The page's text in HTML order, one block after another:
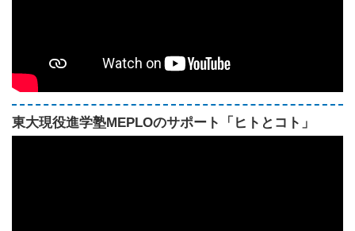
東大現役進学塾MEPLOのサポート「ヒトとコト」